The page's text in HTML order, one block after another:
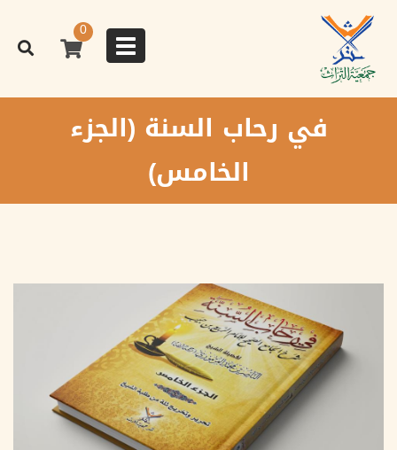
المحتوى
الرئيسي
Toggle
navigation
0
في رحاب السنة (الجزء
الخامس)